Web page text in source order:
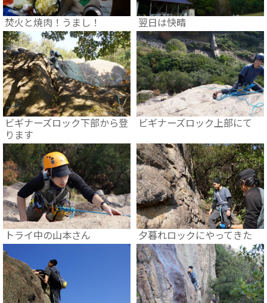
焚火と焼肉！うまし！ 翌日は快晴
ビギナーズロック下部から登
ります
ビギナーズロック上部にて
トライ中の山本さん 夕暮れロックにやってきた